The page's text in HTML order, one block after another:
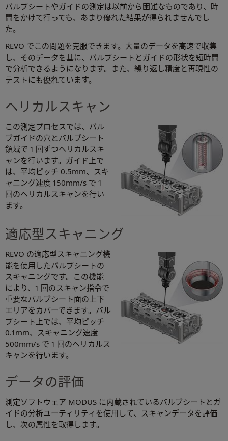
バルブシートやガイドの測定は以前から困難なものであり、時
間をかけて行っても、あまり優れた結果が得られませんでし
た。
REVO でこの問題を克服できます。大量のデータを高速で収集
し、そのデータを基に、バルブシートとガイドの形状を短時間
で分析できるようになります。また、繰り返し精度と再現性の
テストにも優れています。
ヘリカルスキャン
この測定プロセスでは、バル
ブガイドの穴とバルブシート
領域で 1 回ずつヘリカルスキ
ャンを行います。ガイド上で
は、平均ピッチ 0.5mm、スキ
ャニング速度 150mm/s で 1
回のヘリカルスキャンを行い
ます。
適応型スキャニング
REVO の適応型スキャニング機
能を使用したバルブシートの
スキャニングです。この機能
により、1 回のスキャン指令で
重要なバルブシート面の上下
エリアをカバーできます。バル
ブシート上では、平均ピッチ
0.1mm、スキャニング速度
500mm/s で 1 回のヘリカルス
キャンを行います。
データの評価
測定ソフトウェア MODUS に内蔵されているバルブシートとガ
イドの分析ユーティリティを使用して、スキャンデータを評価
し、次の属性を取得します。